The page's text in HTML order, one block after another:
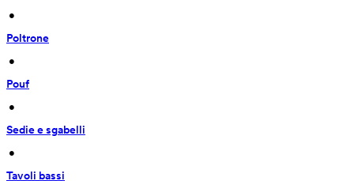
•
Poltrone
•
Pouf
•
Sedie e sgabelli
•
Tavoli bassi